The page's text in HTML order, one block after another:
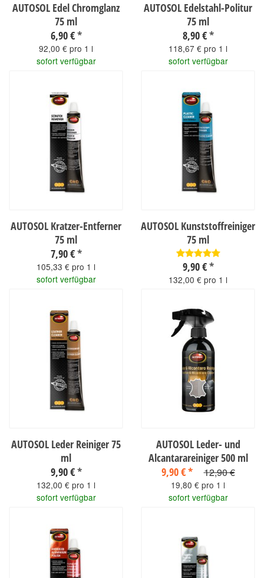
AUTOSOL Edel Chromglanz
75 ml
6,90 €*
92,00 € pro 1 l
sofort verfügbar
AUTOSOL Edelstahl-Politur
75 ml
8,90 €*
118,67 € pro 1 l
sofort verfügbar
AUTOSOL Kratzer-Entferner
75 ml
7,90 €*
105,33 € pro 1 l
sofort verfügbar
AUTOSOL Kunststoffreiniger
75 ml
9,90 €*
132,00 € pro 1 l
AUTOSOL Leder Reiniger 75
ml
9,90 €*
132,00 € pro 1 l
sofort verfügbar
AUTOSOL Leder- und
Alcantarareiniger 500 ml
9,90 €* 12,90 €
19,80 € pro 1 l
sofort verfügbar